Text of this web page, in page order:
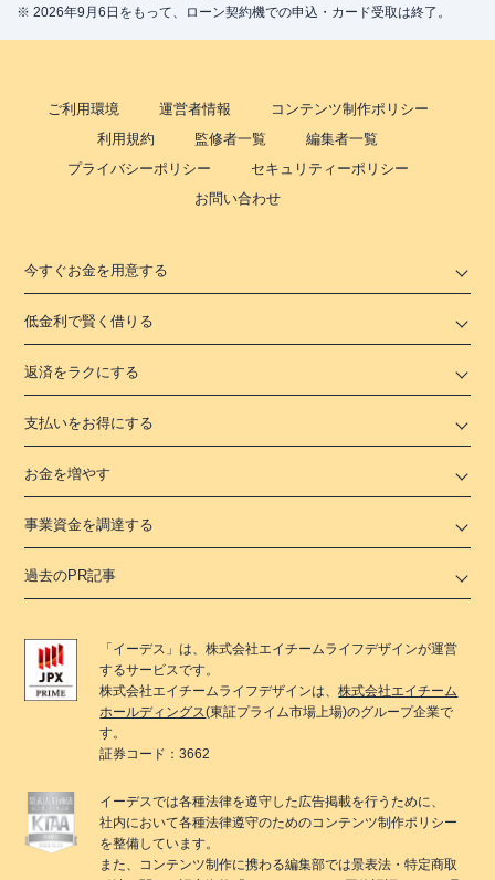
※ 2026年9月6日をもって、ローン契約機での申込・カード受取は終了。
ご利用環境 運営者情報
コンテンツ制作ポリシー
利用規約
監修者一覧
編集者一覧
プライバシーポリシー
セキュリティーポリシー
お問い合わせ
今すぐお金を用意する
低金利で賢く借りる
返済をラクにする
支払いをお得にする
お金を増やす
事業資金を調達する
過去のPR記事
「 イーデス 」は、株式会社エイチームライフデザインが運営
するサービスです。
株式会社エイチームライフデザインは、株式会社エイチーム
ホールディングス(東証プライム市場上場)のグループ企業で
す。
証券コード：3662
イーデスでは各種法律を遵守した広告掲載を行うために、
社内において各種法律遵守のためのコンテンツ制作ポリシー
を整備しています。
また、コンテンツ制作に携わる編集部では景表法・特定商取